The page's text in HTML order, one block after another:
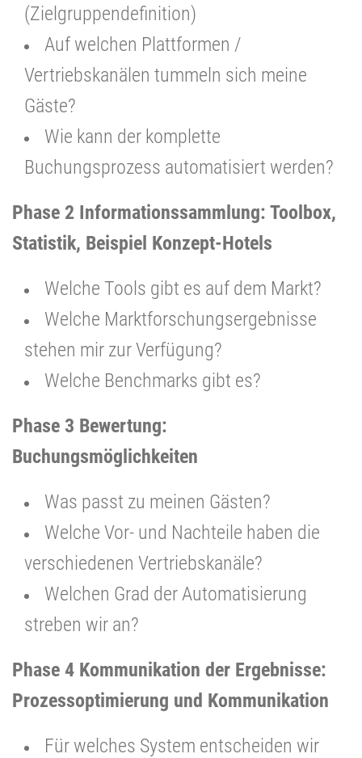
(Zielgruppendefinition)
Auf welchen Plattformen /
Vertriebskanälen tummeln sich meine
Gäste?
Wie kann der komplette
Buchungsprozess automatisiert werden?
Phase 2 Informationssammlung: Toolbox,
Statistik, Beispiel Konzept-Hotels
Welche Tools gibt es auf dem Markt?
Welche Marktforschungsergebnisse
stehen mir zur Verfügung?
Welche Benchmarks gibt es?
Phase 3 Bewertung:
Buchungsmöglichkeiten
Was passt zu meinen Gästen?
Welche Vor- und Nachteile haben die
verschiedenen Vertriebskanäle?
Welchen Grad der Automatisierung
streben wir an?
Phase 4 Kommunikation der Ergebnisse:
Prozessoptimierung und Kommunikation
Für welches System entscheiden wir